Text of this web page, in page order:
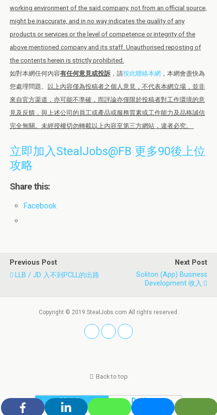
working environment of the said company, not from an official source,
might be inaccurate, and in no way indicates the quality of any
products or services or the level of competence or integrity of the
above mentioned company and its staff. Unauthorised reposting of
the contents herein is strictly prohibited.
如對本網任何內容有任何意見或投訴 ，請按此聯絡本網 ，本網會盡快為
您處理問題。
以上內容僅為投稿者之個人意見，不代表本網立場，並非
來自官方渠道，亦可能不準確，而評論亦僅限於投稿者對工作環境的意
見及反饋，與上述公司的員工或產品或服務質素或工作能力及品格誠信
完全無關。未經授權切勿轉載以上內容至第三方網站，違者必究。
立即加入StealJobs@FB 更多90後上位
攻略
Share this:
Facebook
Previous Post
LLB / JD 入不到PCLL的出路
Next Post
Soliton (App) Business
Development 收入
Copyright © 2019 StealJobs.com All rights reserved.
Back to top
Mobile Desktop